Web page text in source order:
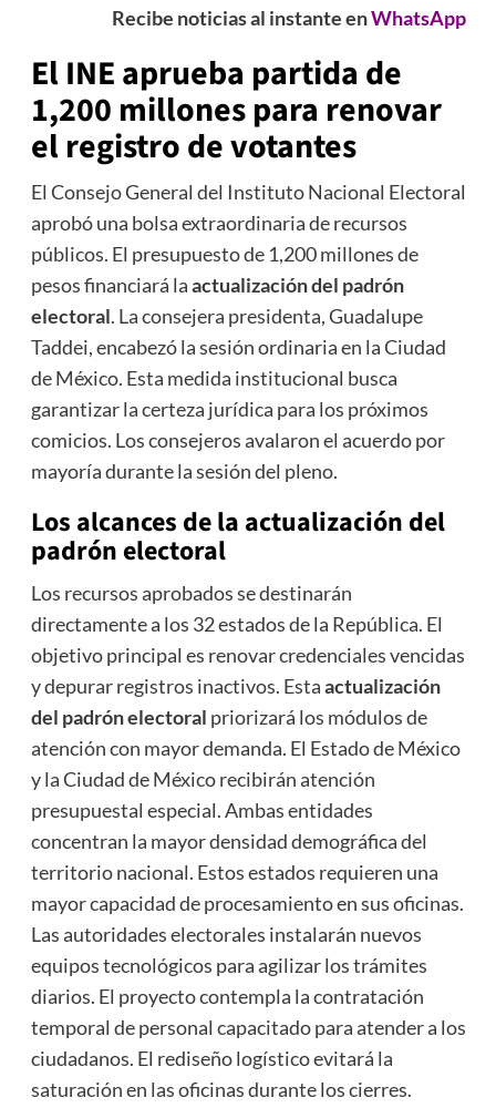
Recibe noticias al instante enWhatsApp
El INE aprueba partida de
1,200 millones para renovar
el registro de votantes
El Consejo General del Instituto Nacional Electoral
aprobó una bolsa extraordinaria de recursos
públicos. El presupuesto de 1,200 millones de
pesos financiará laactualización del padrón
electoral. La consejera presidenta, Guadalupe
Taddei, encabezó la sesión ordinaria en la Ciudad
de México. Esta medida institucional busca
garantizar la certeza jurídica para los próximos
comicios. Los consejeros avalaron el acuerdo por
mayoría durante la sesión del pleno.
Los alcances de la actualización del
padrón electoral
Los recursos aprobados se destinarán
directamente a los 32 estados de la República. El
objetivo principal es renovar credenciales vencidas
y depurar registros inactivos. Estaactualización
del padrón electoral priorizará los módulos de
atención con mayor demanda. El Estado de México
y la Ciudad de México recibirán atención
presupuestal especial. Ambas entidades
concentran la mayor densidad demográfica del
territorio nacional. Estos estados requieren una
mayor capacidad de procesamiento en sus oficinas.
Las autoridades electorales instalarán nuevos
equipos tecnológicos para agilizar los trámites
diarios. El proyecto contempla la contratación
temporal de personal capacitado para atender a los
ciudadanos. El rediseño logístico evitará la
saturación en las oficinas durante los cierres.